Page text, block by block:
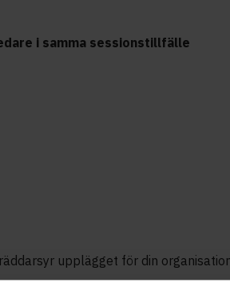
i samma sessionstillfälle
upplägget för din